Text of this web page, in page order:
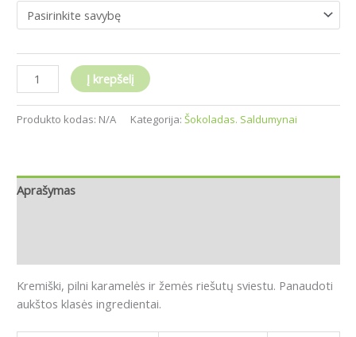
Į krepšelį
Produkto kodas: N/A Kategorija: Šokoladas. Saldumynai
Aprašymas
Kremiški, pilni karamelės ir žemės riešutų sviestu. Panaudoti
aukštos klasės ingredientai.